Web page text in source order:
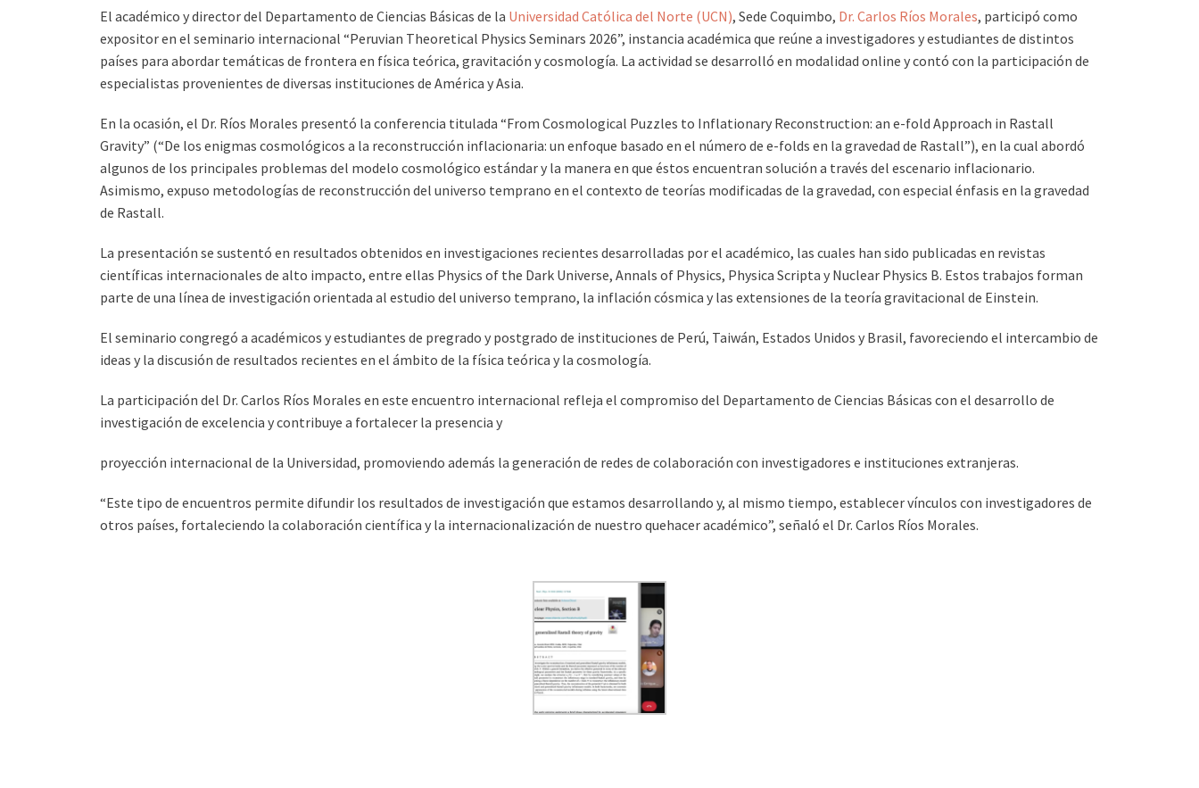
El académico y director del Departamento de Ciencias Básicas de la Universidad Católica del Norte (UCN), Sede Coquimbo, Dr. Carlos Ríos Morales, participó como
expositor en el seminario internacional “Peruvian Theoretical Physics Seminars 2026”, instancia académica que reúne a investigadores y estudiantes de distintos
países para abordar temáticas de frontera en física teórica, gravitación y cosmología. La actividad se desarrolló en modalidad online y contó con la participación de
especialistas provenientes de diversas instituciones de América y Asia.
En la ocasión, el Dr. Ríos Morales presentó la conferencia titulada “From Cosmological Puzzles to Inflationary Reconstruction: an e-fold Approach in Rastall
Gravity” (“De los enigmas cosmológicos a la reconstrucción inflacionaria: un enfoque basado en el número de e-folds en la gravedad de Rastall”), en la cual abordó
algunos de los principales problemas del modelo cosmológico estándar y la manera en que éstos encuentran solución a través del escenario inflacionario.
Asimismo, expuso metodologías de reconstrucción del universo temprano en el contexto de teorías modificadas de la gravedad, con especial énfasis en la gravedad
de Rastall.
La presentación se sustentó en resultados obtenidos en investigaciones recientes desarrolladas por el académico, las cuales han sido publicadas en revistas
científicas internacionales de alto impacto, entre ellas Physics of the Dark Universe, Annals of Physics, Physica Scripta y Nuclear Physics B. Estos trabajos forman
parte de una línea de investigación orientada al estudio del universo temprano, la inflación cósmica y las extensiones de la teoría gravitacional de Einstein.
El seminario congregó a académicos y estudiantes de pregrado y postgrado de instituciones de Perú, Taiwán, Estados Unidos y Brasil, favoreciendo el intercambio de
ideas y la discusión de resultados recientes en el ámbito de la física teórica y la cosmología.
La participación del Dr. Carlos Ríos Morales en este encuentro internacional refleja el compromiso del Departamento de Ciencias Básicas con el desarrollo de
investigación de excelencia y contribuye a fortalecer la presencia y
proyección internacional de la Universidad, promoviendo además la generación de redes de colaboración con investigadores e instituciones extranjeras.
“Este tipo de encuentros permite difundir los resultados de investigación que estamos desarrollando y, al mismo tiempo, establecer vínculos con investigadores de
otros países, fortaleciendo la colaboración científica y la internacionalización de nuestro quehacer académico”, señaló el Dr. Carlos Ríos Morales.